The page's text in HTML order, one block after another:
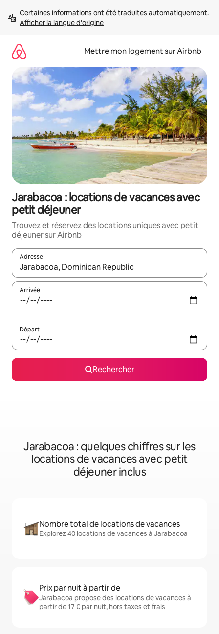
directement
Afficher la langue d'origine
Mettre mon logement sur Airbnb
Jarabacoa : locations de vacances avec
petit déjeuner
Trouvez et réservez des locations uniques avec petit
déjeuner sur Airbnb
Adresse
Lorsque les résultats s'affichent, utilisez les flèches vers le
Arrivée
Départ
Rechercher
Jarabacoa : quelques chiffres sur les
locations de vacances avec petit
déjeuner inclus
Nombre total de locations de vacances
Explorez 40 locations de vacances à Jarabacoa
Prix par nuit à partir de
Jarabacoa propose des locations de vacances à
partir de 17 € par nuit, hors taxes et frais